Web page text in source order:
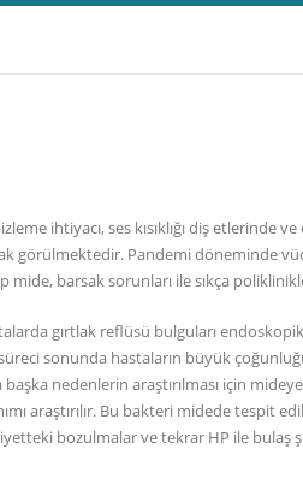
ihtiyacı, ses kısıklığı diş etlerinde
görülmektedir. Pandemi döneminde
mide, barsak sorunları ile sıkça
gırtlak reflüsü bulguları
sonunda hastaların büyük
nedenlerin araştırılması için
araştırılır. Bu bakteri midede tespit
bozulmalar ve tekrar HP ile bulaş